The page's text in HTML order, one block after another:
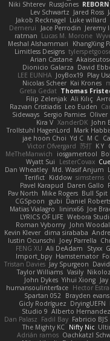
Niki Shterev RussJones
Lev Schwartz Jared Ross
Jakob Recknagel Luke willard
Demerui
Jace Perrodin Jeremy
ratman Lucas M. Morone
Meshal Alshammari
KhangXing
Limitless Designs
Arian Castane
Dionicio Galarza David
LEE EUNHA JoyBox19 Play
Nicolas Scheer Kai Krones
Greta Gedat Thomas
Filip Zelenjak Ali Kılıç
Razvan Cristiadis Leo Euden
Sideways Sergio Pamies Oliver
Kira V XanderDK John
Trollstuhl HagenLord Mark
jae hoon Choi Yd C M C
Victor Ofvergard 苏打 K Y
MeTheManwich
iosgamertool
Wyatt Sui
LesterCovax Cue
Dan Wheatley Md. Wasif Anjum
Terifict Kiddow simsterns
Pavel Karapud Daren Gallo
Pav North Mike Rogers Bull Spit
CGSpoon gubi Daniel
Matias Vialagro
lininx66 Joe
LYRICS OF LIFE Webora
Roman Vyborny John
Kevin Klever dima sirababa
Iustin Ocunschi
Joey Parrella
FENG XU Ali DeAdam Styxx
Import_bpy Hamsternator
Tristan Davies Jay Spurgeon
Taylor Williams Vasily
John Dykes Yihui Xiong
humansoulinterface Hector
Spartan 052 Brayden evans
Gicly Rodríguez DryingUEFN
Studio 9 Alberto Hernandez
Dan Palasz Fadil Bay Fabricio BJS
The Mighty KC Nifty Nic
Adrián ramos Oachkatzl